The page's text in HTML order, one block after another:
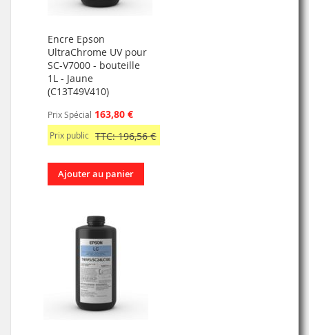
Encre Epson
UltraChrome UV pour
SC-V7000 - bouteille
1L - Jaune
(C13T49V410)
Prix Spécial 163,80 €
Prix public TTC: 196,56 €
Ajouter au panier